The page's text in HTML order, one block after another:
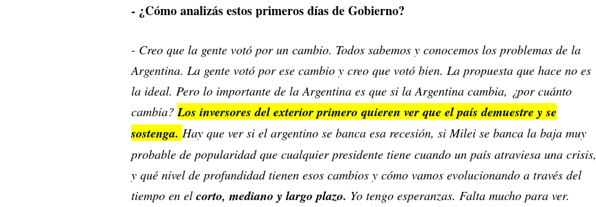
- ¿Cómo analizás estos primeros días de Gobierno?
- Creo que la gente votó por un cambio. Todos sabemos y conocemos los problemas de la
Argentina. La gente votó por ese cambio y creo que votó bien. La propuesta que hace no es
la ideal. Pero lo importante de la Argentina es que si la Argentina cambia, ¿por cuánto
cambia?Los inversores del exterior primero quieren ver que el país demuestre y se
sostenga. Hay que ver si el argentino se banca esa recesión, si Milei se banca la baja muy
probable de popularidad que cualquier presidente tiene cuando un país atraviesa una crisis,
y qué nivel de profundidad tienen esos cambios y cómo vamos evolucionando a través del
tiempo en el corto, mediano y largo plazo. Yo tengo esperanzas. Falta mucho para ver.